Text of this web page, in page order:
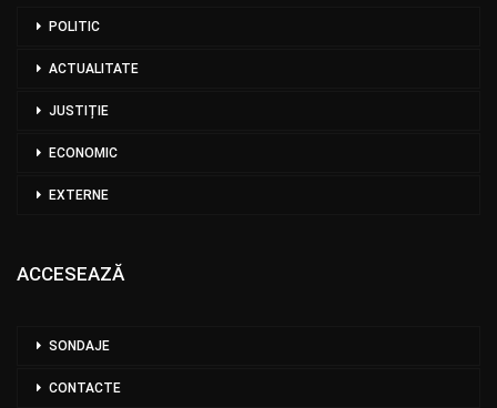
POLITIC
ACTUALITATE
JUSTIȚIE
ECONOMIC
EXTERNE
ACCESEAZĂ
SONDAJE
CONTACTE